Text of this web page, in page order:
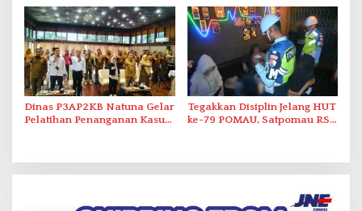
Sosial
Dinas P3AP2KB Natuna Gelar
Pelatihan Penanganan Kasus
Tegakkan Disiplin Jelang HUT
ke-79 POMAU, Satpomau RSA